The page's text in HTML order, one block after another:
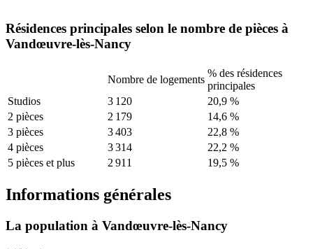
Résidences principales selon le nombre de pièces à
Vandœuvre-lès-Nancy
Nombre de logements
% des résidences
principales
Studios
3 120
20,9 %
2 pièces
2 179
14,6 %
3 pièces
3 403
22,8 %
4 pièces
3 314
22,2 %
5 pièces et plus
2 911 19,5 %
Informations générales
La population à Vandœuvre-lès-Nancy